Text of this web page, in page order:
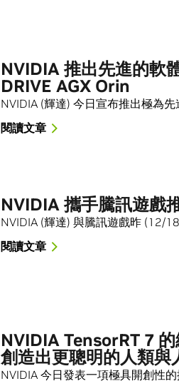
NVIDIA 推出先進的軟
DRIVE AGX Orin
NVIDIA (輝達) 今日宣布推出極為
閱讀文章
NVIDIA 攜手騰訊遊戲
NVIDIA (輝達) 與騰訊遊戲昨 (12/
閱讀文章
NVIDIA TensorRT 7
創造出更聰明的人類與
NVIDIA 今日發表一項極具開創性